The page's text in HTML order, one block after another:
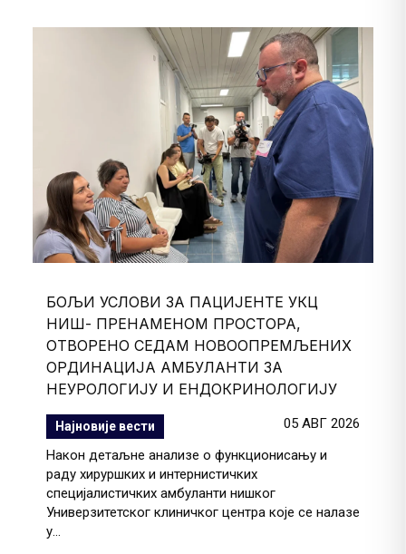
БОЉИ УСЛОВИ ЗА ПАЦИЈЕНТЕ УКЦ
НИШ- ПРЕНАМЕНОМ ПРОСТОРА,
ОТВОРЕНО СЕДАМ НОВООПРЕМЉЕНИХ
ОРДИНАЦИЈА АМБУЛАНТИ ЗА
НЕУРОЛОГИЈУ И ЕНДОКРИНОЛОГИЈУ
Најновије вести
05 АВГ 2026
Након детаљне анализе о функционисању и
раду хируршких и интернистичких
специјалистичких амбуланти нишког
Универзитетског клиничког центра које се налазе
у...